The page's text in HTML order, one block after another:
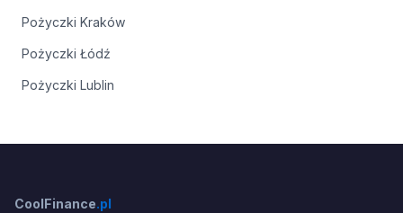
Pożyczki Kraków
Pożyczki Łódź
Pożyczki Lublin
CoolFinance.pl